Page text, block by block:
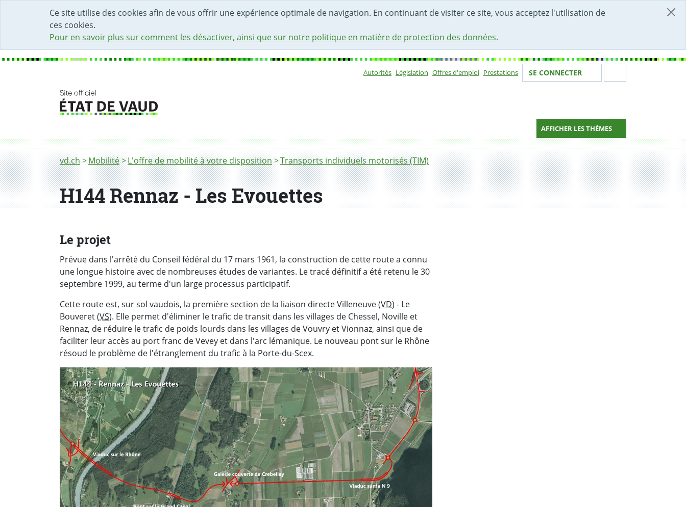
Ce site utilise des cookies afin de vous offrir une expérience optimale de navigation. En continuant de visiter ce site, vous acceptez l'utilisation de
ces cookies.
Pour en savoir plus sur comment les désactiver, ainsi que sur notre politique en matière de protection des données.
DÉBUT DU CONTENU DE LA PAGE
ACCÈS AU CHAMP DE RECHERCHE
PAGE D'ACCUEIL
FORMULAIRE DE CONTACT
Autorités Législation Offres d'emploi Prestations Votre identité
SE CONNECTER
AFFICHER LES THÈMES
Fil d'Ariane
vd.ch Mobilité L'offre de mobilité à votre disposition Transports individuels motorisés (TIM)
H144 Rennaz - Les Evouettes
H144 Rennaz - Les Evouettes
Le projet
Prévue dans l'arrêté du Conseil fédéral du 17 mars 1961, la construction de cette route a connu
une longue histoire avec de nombreuses études de variantes. Le tracé définitif a été retenu le 30
septembre 1999, au terme d'un large processus participatif.
Cette route est, sur sol vaudois, la première section de la liaison directe Villeneuve (VD) - Le
Bouveret (VS). Elle permet d'éliminer le trafic de transit dans les villages de Chessel, Noville et
Rennaz, de réduire le trafic de poids lourds dans les villages de Vouvry et Vionnaz, ainsi que de
faciliter leur accès au port franc de Vevey et dans l'arc lémanique. Le nouveau pont sur le Rhône
résoud le problème de l'étranglement du trafic à la Porte-du-Scex.